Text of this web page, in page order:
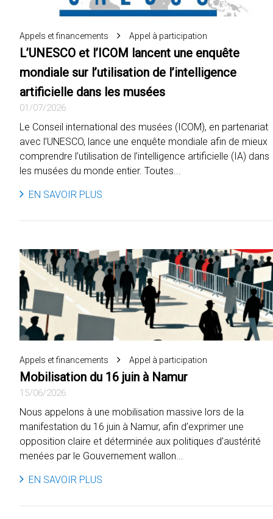
Appels et financements Appel à participation
L’UNESCO et l’ICOM lancent une enquête
mondiale sur l’utilisation de l’intelligence
artificielle dans les musées
01/07/2026
Le Conseil international des musées (ICOM), en partenariat
avec l’UNESCO, lance une enquête mondiale afin de mieux
comprendre l’utilisation de l’intelligence artificielle (IA) dans
les musées du monde entier. Toutes...
EN SAVOIR PLUS
Appels et financements Appel à participation
Mobilisation du 16 juin à Namur
15/06/2026
Nous appelons à une mobilisation massive lors de la
manifestation du 16 juin à Namur, afin d’exprimer une
opposition claire et déterminée aux politiques d’austérité
menées par le Gouvernement wallon...
EN SAVOIR PLUS